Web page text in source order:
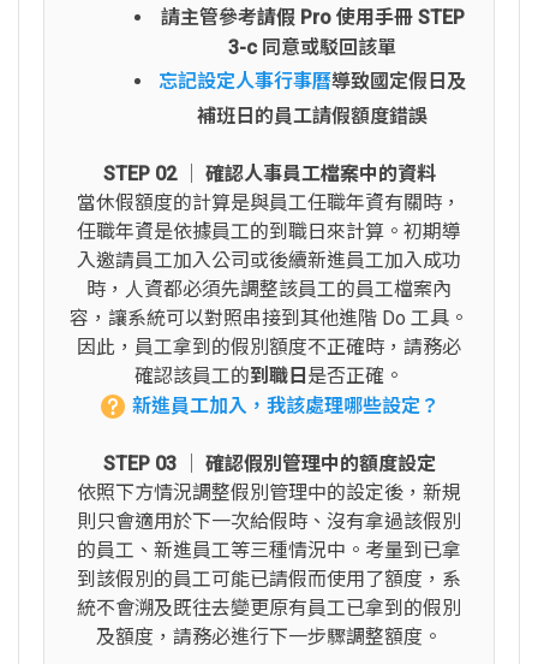
請主管參考請假 Pro 使用手冊 STEP
3-c 同意或駁回該單
忘記設定人事行事曆導致國定假日及
補班日的員工請假額度錯誤
STEP 02 │ 確認人事員工檔案中的資料
當休假額度的計算是與員工任職年資有關時，
任職年資是依據員工的到職日來計算。初期導
入邀請員工加入公司或後續新進員工加入成功
時，人資都必須先調整該員工的員工檔案內
容，讓系統可以對照串接到其他進階 Do 工具。
因此，員工拿到的假別額度不正確時，請務必
確認該員工的到職日 是否正確。
新進員工加入，我該處理哪些設定？
STEP 03 │ 確認假別管理中的額度設定
依照下方情況調整假別管理中的設定後，新規
則只會適用於下一次給假時、沒有拿過該假別
的員工、新進員工等三種情況中。考量到已拿
到該假別的員工可能已請假而使用了額度，系
統不會溯及既往去變更原有員工已拿到的假別
及額度，請務必進行下一步驟調整額度。